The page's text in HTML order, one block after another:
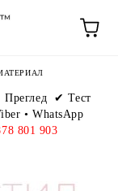
Преглед ✔ Тест
• WhatsApp
801 903